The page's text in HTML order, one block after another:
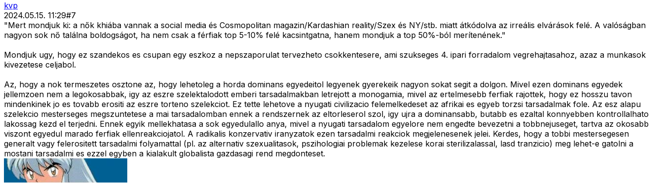
kvp
2024.05.15. 11:29#7
"Mert mondjuk ki: a nők khiába vannak a social media és Cosmopolitan magazin/Kardashian reality/Szex és NY/stb. miatt átkódolva az irreális elvárások felé. A valóságban
nagyon sok nő találna boldogságot, ha nem csak a férfiak top 5-10% felé kacsintgatna, hanem mondjuk a top 50%-ból merítenének."
Mondjuk ugy, hogy ez szandekos es csupan egy eszkoz a nepszaporulat tervezheto csokkentesere, ami szukseges 4. ipari forradalom vegrehajtasahoz, azaz a munkasok
kivezetese celjabol.
Az, hogy a nok termeszetes osztone az, hogy lehetoleg a horda dominans egyedeitol legyenek gyerekeik nagyon sokat segit a dolgon. Mivel ezen dominans egyedek
jellemzoen nem a legokosabbak, igy az eszre szelektalodott emberi tarsadalmakban letrejott a monogamia, mivel az ertelmesebb ferfiak rajottek, hogy ez hosszu tavon
mindenkinek jo es tovabb erositi az eszre torteno szelekciot. Ez tette lehetove a nyugati civilizacio felemelkedeset az afrikai es egyeb torzsi tarsadalmak fole. Az esz alapu
szelekcio mesterseges megszuntetese a mai tarsadalomban ennek a rendszernek az eltorleserol szol, igy ujra a dominansabb, butabb es ezaltal konnyebben kontrollalhato
lakossag kezd el terjedni. Ennek egyik mellekhatasa a sok egyedulallo anya, mivel a nyugati tarsadalom egyelore nem engedte bevezetni a tobbnejuseget, tartva az okosabb
viszont egyedul marado ferfiak ellenreakciojatol. A radikalis konzervativ iranyzatok ezen tarsadalmi reakciok megjelenesenek jelei. Kerdes, hogy a tobbi mestersegesen
generalt vagy felerositett tarsadalmi folyamattal (pl. az alternativ szexualitasok, pszihologiai problemak kezelese korai sterilizalassal, lasd tranzicio) meg lehet-e gatolni a
mostani tarsadalmi es ezzel egyben a kialakult globalista gazdasagi rend megdonteset.